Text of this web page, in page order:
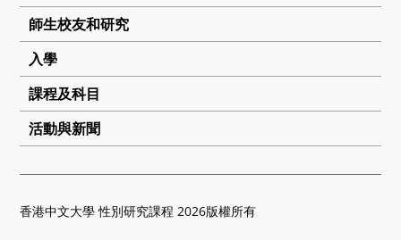
師生校友和研究
入學
課程及科目
活動與新聞
香港中文大學 性別研究課程 2026版權所有